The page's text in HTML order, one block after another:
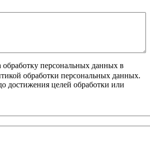
информация о текстовых
обработку персональных данных в
обработки персональных данных.
достижения целей обработки или